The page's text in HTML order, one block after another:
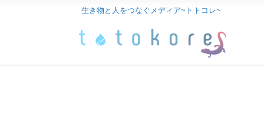
生き物と人をつなぐメディア~トトコレ~